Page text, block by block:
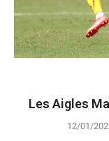
Les Aigles
12/01/